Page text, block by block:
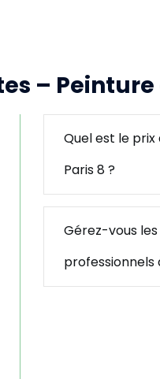
– Peinture
Quel est le
Paris 8 ?
Gérez-vous
professionnels